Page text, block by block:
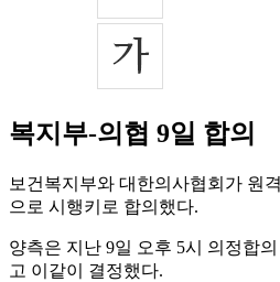
복지부-의협 9일 합의
보건복지부와 대한의사협회가 원
으로 시행키로 합의했다.
양측은 지난 9일 오후 5시 의정합
고 이같이 결정했다.